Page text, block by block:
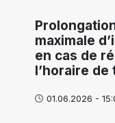
maximale
en cas de
l’horaire de
01.06.2026 -